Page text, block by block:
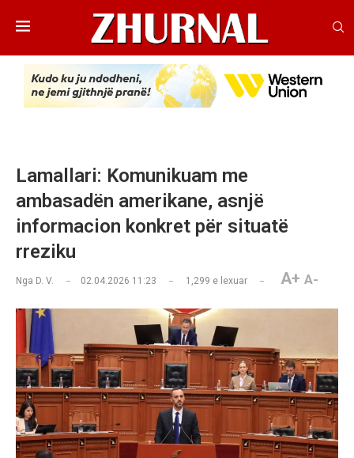
Lamallari: Komunikuam me
ambasadën amerikane, asnjë
informacion konkret për situatë
rreziku
Nga D. V. 02.04.2026 11:23 1,299 e lexuar A+ A-